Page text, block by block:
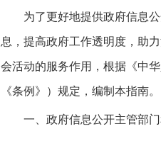
为了更好地提供政府信息
息，提高政府工作透明度，助
会活动的服务作用，根据《中
《条例》）规定，编制本指南。
一、政府信息公开主管部